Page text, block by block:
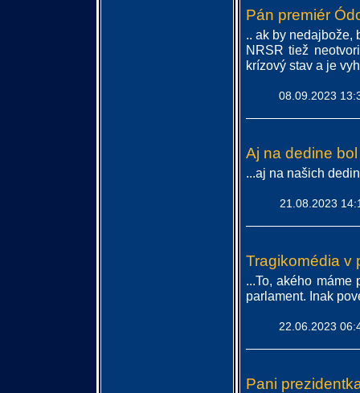
Pán premiér
.. ak by nedajbože,
NRSR tiež
krízový stav a je
08.09.2023
Aj na dedine
...aj na našich
21.08.2023
Tragikomédia v
...To, akého
parlament. Inak
22.06.2023
Pani